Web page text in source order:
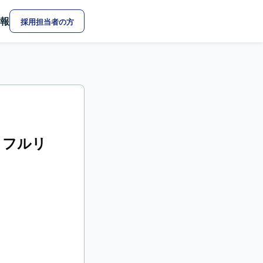
採用担当者の方
ルリ